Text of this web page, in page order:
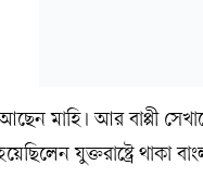
আছেন মাহি। আর বাপ্পী
যুক্তরাষ্ট্রে থাকা